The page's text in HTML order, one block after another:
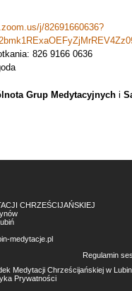
j/82691660636?
826 9166 0636
Grup Medytacyjnych i
CHRZEŚCIJAŃSKIEJ
medytacje.pl
Medytacji Chrześcijańskiej w
Prywatności
Regulamin